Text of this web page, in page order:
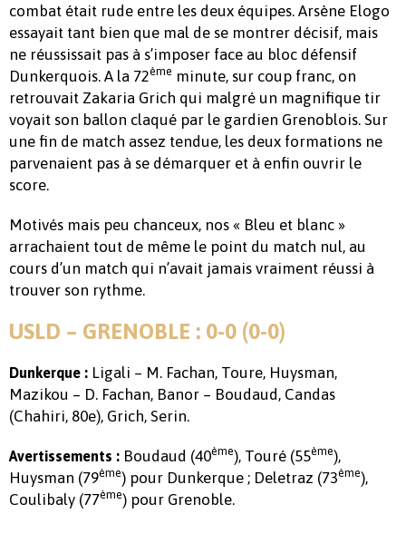
combat était rude entre les deux équipes. Arsène Elogo
essayait tant bien que mal de se montrer décisif, mais
ne réussissait pas à s’imposer face au bloc défensif
Dunkerquois. A la 72ème minute, sur coup franc, on
retrouvait Zakaria Grich qui malgré un magnifique tir
voyait son ballon claqué par le gardien Grenoblois. Sur
une fin de match assez tendue, les deux formations ne
parvenaient pas à se démarquer et à enfin ouvrir le
score.
Motivés mais peu chanceux, nos « Bleu et blanc »
arrachaient tout de même le point du match nul, au
cours d’un match qui n’avait jamais vraiment réussi à
trouver son rythme.
USLD – GRENOBLE : 0-0 (0-0)
Dunkerque : Ligali – M. Fachan, Toure, Huysman,
Mazikou – D. Fachan, Banor – Boudaud, Candas
(Chahiri, 80e), Grich, Serin.
Avertissements : Boudaud (40ème), Touré (55ème),
Huysman (79ème) pour Dunkerque ; Deletraz (73ème),
Coulibaly (77ème) pour Grenoble.